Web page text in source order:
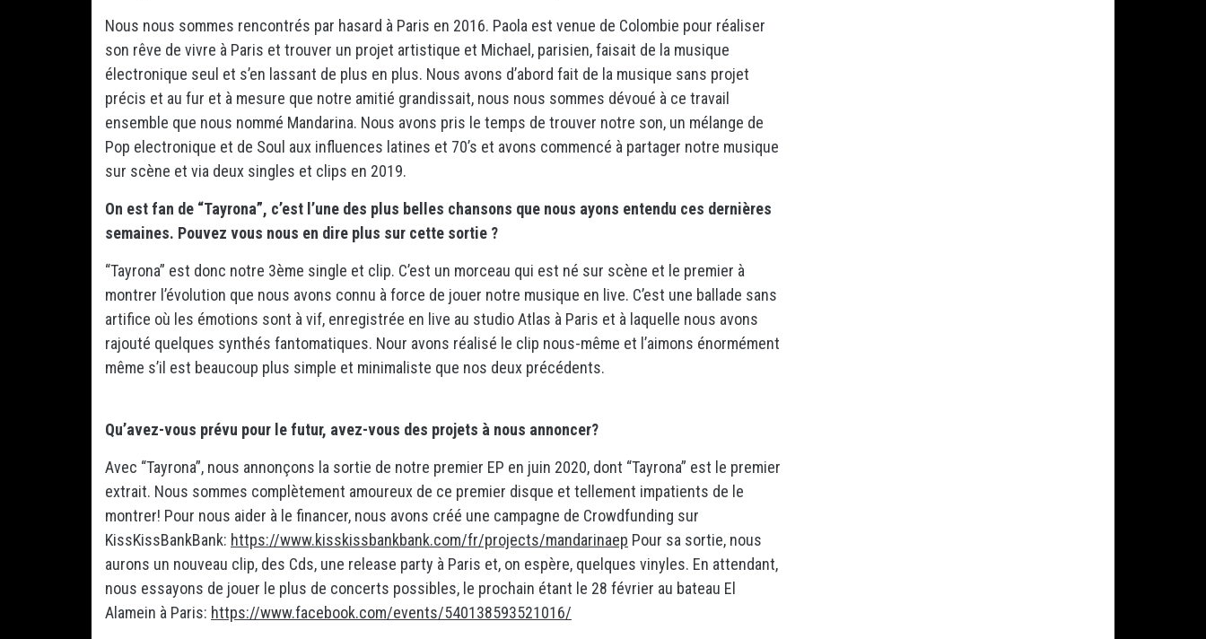
Nous nous sommes rencontrés par hasard à Paris en 2016. Paola est venue de Colombie pour réaliser
son rêve de vivre à Paris et trouver un projet artistique et Michael, parisien, faisait de la musique
électronique seul et s’en lassant de plus en plus. Nous avons d’abord fait de la musique sans projet
précis et au fur et à mesure que notre amitié grandissait, nous nous sommes dévoué à ce travail
ensemble que nous nommé Mandarina. Nous avons pris le temps de trouver notre son, un mélange de
Pop electronique et de Soul aux influences latines et 70’s et avons commencé à partager notre musique
sur scène et via deux singles et clips en 2019.
On est fan de “Tayrona”, c’est l’une des plus belles chansons que nous ayons entendu ces dernières
semaines. Pouvez vous nous en dire plus sur cette sortie ?
“Tayrona” est donc notre 3ème single et clip. C’est un morceau qui est né sur scène et le premier à
montrer l’évolution que nous avons connu à force de jouer notre musique en live. C’est une ballade sans
artifice où les émotions sont à vif, enregistrée en live au studio Atlas à Paris et à laquelle nous avons
rajouté quelques synthés fantomatiques. Nour avons réalisé le clip nous-même et l’aimons énormément
même s’il est beaucoup plus simple et minimaliste que nos deux précédents.
Qu’avez-vous prévu pour le futur, avez-vous des projets à nous annoncer?
Avec “Tayrona”, nous annonçons la sortie de notre premier EP en juin 2020, dont “Tayrona” est le premier
extrait. Nous sommes complètement amoureux de ce premier disque et tellement impatients de le
montrer! Pour nous aider à le financer, nous avons créé une campagne de Crowdfunding sur
KissKissBankBank: https://www.kisskissbankbank.com/fr/projects/mandarinaep Pour sa sortie, nous
aurons un nouveau clip, des Cds, une release party à Paris et, on espère, quelques vinyles. En attendant,
nous essayons de jouer le plus de concerts possibles, le prochain étant le 28 février au bateau El
Alamein à Paris: https://www.facebook.com/events/540138593521016/